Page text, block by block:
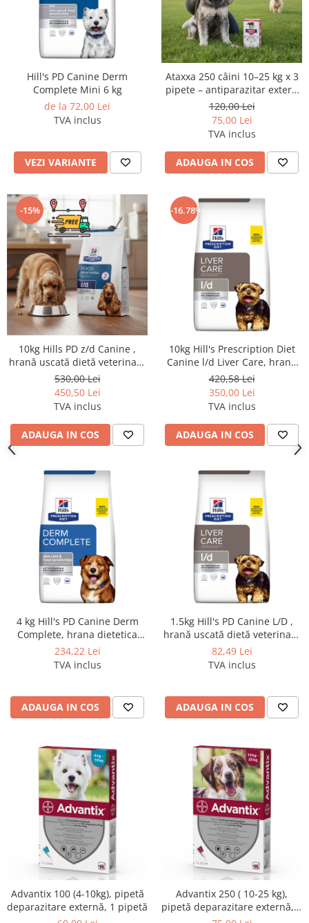
Hill's PD Canine Derm
Complete Mini 6 kg
de la 72,00 Lei
TVA inclus
VEZI VARIANTE
Ataxxa 250 câini 10–25 kg x 3
pipete – antiparazitar extern
contra puricilor și căpușelor
120,00 Lei
75,00 Lei
TVA inclus
ADAUGA IN COS
-15%
10kg Hills PD z/d Canine ,
hrană uscată dietă veterinară
hipoalergenică pentru câini
530,00 Lei
450,50 Lei
TVA inclus
ADAUGA IN COS
-16.78%
10kg Hill's Prescription Diet
Canine l/d Liver Care, hrană
uscată dietetică veterinară
pentru câini adulți cu
probleme hepatice
420,58 Lei
350,00 Lei
TVA inclus
ADAUGA IN COS
4 kg Hill's PD Canine Derm
Complete, hrana dietetica
pentru caini cu probleme
dermatologice
234,22 Lei
TVA inclus
ADAUGA IN COS
1.5kg Hill's PD Canine L/D ,
hrană uscată dietă veterinară
pentru câini cu probleme
hepatice
82,49 Lei
TVA inclus
ADAUGA IN COS
Advantix 100 (4-10kg), pipetă
deparazitare externă, 1 pipetă
Advantix 250 ( 10-25 kg),
pipetă deparazitare externă, 1
pipetă